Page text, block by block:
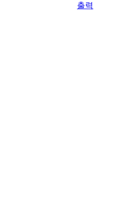
출력